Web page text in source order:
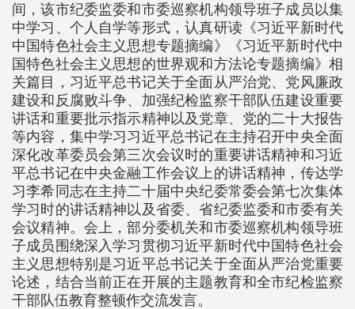
间，该市纪委监委和市委巡察机构领导班子成员以集
中学习、个人自学等形式，认真研读《习近平新时代
中国特色社会主义思想专题摘编》《习近平新时代中
国特色社会主义思想的世界观和方法论专题摘编》相
关篇目，习近平总书记关于全面从严治党、党风廉政
建设和反腐败斗争、加强纪检监察干部队伍建设重要
讲话和重要批示指示精神以及党章、党的二十大报告
等内容，集中学习习近平总书记在主持召开中央全面
深化改革委员会第三次会议时的重要讲话精神和习近
平总书记在中央金融工作会议上的讲话精神，传达学
习李希同志在主持二十届中央纪委常委会第七次集体
学习时的讲话精神以及省委、省纪委监委和市委有关
会议精神。会上，部分委机关和市委巡察机构领导班
子成员围绕深入学习贯彻习近平新时代中国特色社会
主义思想特别是习近平总书记关于全面从严治党重要
论述，结合当前正在开展的主题教育和全市纪检监察
干部队伍教育整顿作交流发言。